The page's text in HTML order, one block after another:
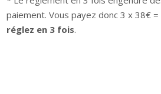
paiement. Vous payez donc 3 x 38€ =
réglez en 3 fois.